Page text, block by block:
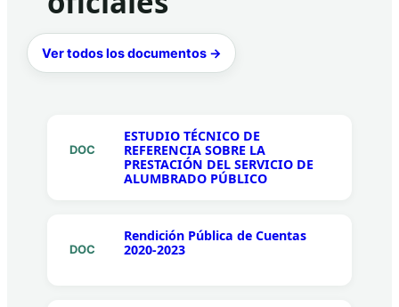
Ver todos los documentos →
DOC
ESTUDIO TÉCNICO DE
REFERENCIA SOBRE LA
PRESTACIÓN DEL SERVICIO DE
ALUMBRADO PÚBLICO
DOC
Rendición Pública de Cuentas
2020-2023